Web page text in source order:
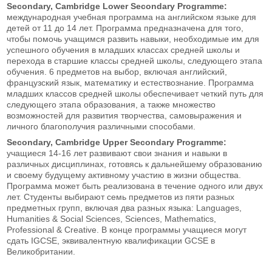
Secondary, Cambridge Lower Secondary Programme:
международная учебная программа на английском языке для
детей от 11 до 14 лет. Программа предназначена для того,
чтобы помочь учащимся развить навыки, необходимые им для
успешного обучения в младших классах средней школы и
перехода в старшие классы средней школы, следующего этапа
обучения. 6 предметов на выбор, включая английский,
французский язык, математику и естествознание. Программа
младших классов средней школы обеспечивает четкий путь для
следующего этапа образования, а также множество
возможностей для развития творчества, самовыражения и
личного благополучия различными способами.
Secondary, Cambridge Upper Secondary Programme:
учащиеся 14-16 лет развивают свои знания и навыки в
различных дисциплинах, готовясь к дальнейшему образованию
и своему будущему активному участию в жизни общества.
Программа может быть реализована в течение одного или двух
лет. Студенты выбирают семь предметов из пяти разных
предметных групп, включая два разных языка: Languages,
Humanities & Social Sciences, Sciences, Mathematics,
Professional & Creative. В конце программы учащиеся могут
сдать IGCSE, эквивалентную квалификации GCSE в
Великобритании.